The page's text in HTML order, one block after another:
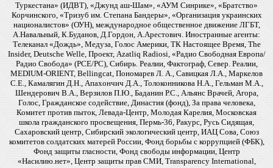
Туркестана» (ИДВТ), «Джунд аш-Шам», «АУМ Синрике», «Братство»
Корчинского, «Тризуб им. Степана Бандеры», «Организация украинских
националистов» (ОУН), международное общественное движение ЛГБТ,
А.Навальный, К.Буданов, Д.Гордон, А.Арестович. Иностранные агенты:
Телеканал «Дождь», Медуза, Голос Америки, ТК Настоящее Время, The
Insider, Deutsche Welle, Проект, Azatliq Radiosi, «Радио Свободная Европа/
Радио Свобода» (PCE/PC), Сибирь. Реалии, Фактограф, Север. Реалии,
MEDIUM-ORIENT, Bellingcat, Пономарев Л. А., Савицкая Л.А., Маркелов
С.Е., Камалягин Д.Н., Апахончич Д.А., Толоконникова Н.А., Гельман М.А.,
Шендерович В.А., Верзилов П.Ю., Баданин Р.С., Альянс Врачей, Агора,
Голос, Гражданское содействие, Династия (фонд), За права человека,
Комитет против пыток, Левада-Центр, Молодая Карелия, Московская
школа гражданского просвещения, Пермь-36, Ракурс, Русь Сидящая,
Сахаровский центр, Сибирский экологический центр, ИАЦ Сова, Союз
комитетов солдатских матерей России, Фонд борьбы с коррупцией (ФБК),
Фонд защиты гласности, Фонд свободы информации, Центр
«Насилию.нет», Центр защиты прав СМИ, Transparency International,